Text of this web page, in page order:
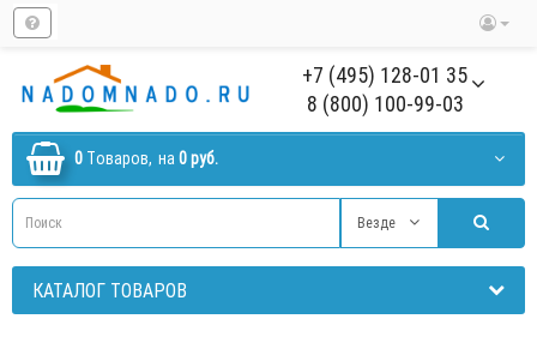
+7 (495) 128-01 35
8 (800) 100-99-03
0 Tоваров, на 0 руб.
Везде
КАТАЛОГ ТОВАРОВ